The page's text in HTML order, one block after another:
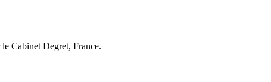
Cabinet Degret, France.